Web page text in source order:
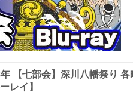
年 【七部会】深川八幡祭り 各
レイ】